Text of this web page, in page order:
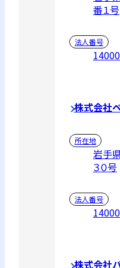
番１号
法人番号
株式会社
所在地
岩手
３０号
法人番号
株式会社